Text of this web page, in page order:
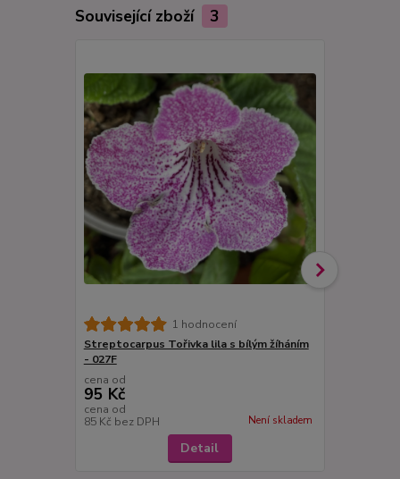
Související zboží 3
1 hodnocení
Streptocarpus Tořivka lila s bílým žíháním
- 027F
cena od
95 Kč
cena od
85 Kč bez DPH Není skladem
Detail